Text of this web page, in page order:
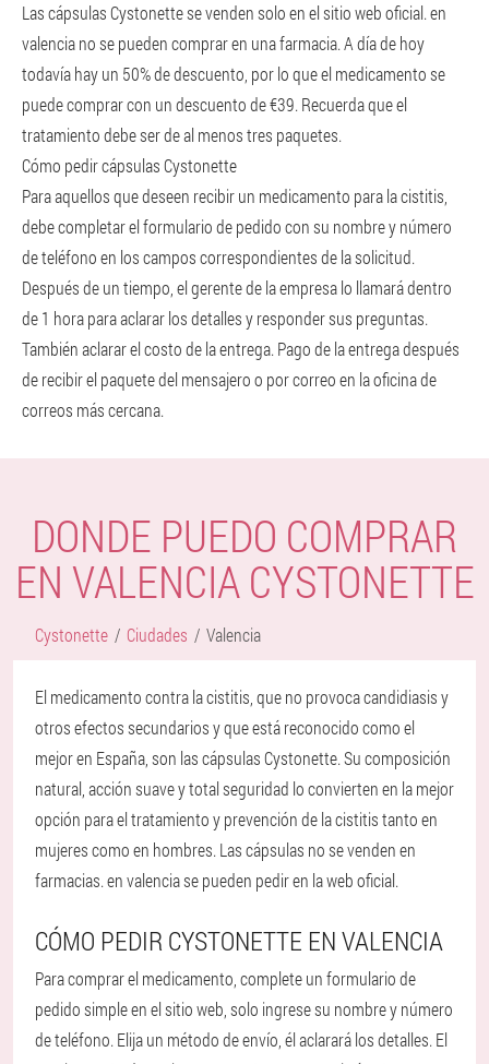
Las cápsulas Cystonette se venden solo en el sitio web oficial. en
valencia no se pueden comprar en una farmacia. A día de hoy
todavía hay un 50% de descuento, por lo que el medicamento se
puede comprar con un descuento de €39. Recuerda que el
tratamiento debe ser de al menos tres paquetes.
Cómo pedir cápsulas Cystonette
Para aquellos que deseen recibir un medicamento para la cistitis,
debe completar el formulario de pedido con su nombre y número
de teléfono en los campos correspondientes de la solicitud.
Después de un tiempo, el gerente de la empresa lo llamará dentro
de 1 hora para aclarar los detalles y responder sus preguntas.
También aclarar el costo de la entrega. Pago de la entrega después
de recibir el paquete del mensajero o por correo en la oficina de
correos más cercana.
DONDE PUEDO COMPRAR
EN VALENCIA CYSTONETTE
Cystonette Ciudades Valencia
El medicamento contra la cistitis, que no provoca candidiasis y
otros efectos secundarios y que está reconocido como el
mejor en España, son las cápsulas Cystonette. Su composición
natural, acción suave y total seguridad lo convierten en la mejor
opción para el tratamiento y prevención de la cistitis tanto en
mujeres como en hombres. Las cápsulas no se venden en
farmacias. en valencia se pueden pedir en la web oficial.
CÓMO PEDIR CYSTONETTE EN VALENCIA
Para comprar el medicamento, complete un formulario de
pedido simple en el sitio web, solo ingrese su nombre y número
de teléfono. Elija un método de envío, él aclarará los detalles. El